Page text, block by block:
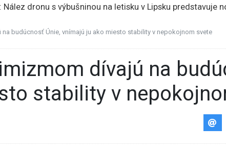
dronu s výbušninou na letisku v Lipsku predstavuje
štyria zranení, polícia zadržala 44-ročnú ženu
budúcnosť Únie, vnímajú ju ako miesto stability v nepokojnom svete
stability v